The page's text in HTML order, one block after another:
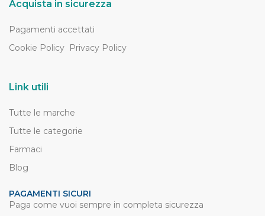
Acquista in sicurezza
Pagamenti accettati
Cookie Policy Privacy Policy
Link utili
Tutte le marche
Tutte le categorie
Farmaci
Blog
PAGAMENTI SICURI
Paga come vuoi sempre in completa sicurezza